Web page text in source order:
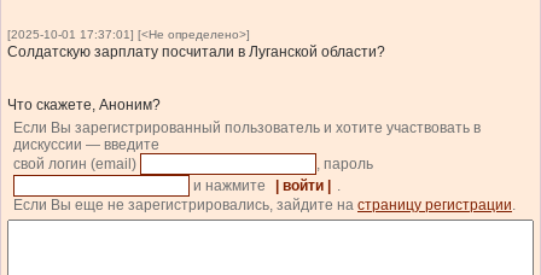
[2025-10-01 17:37:01] [<Не определено>]
Солдатскую зарплату посчитали в Луганской области?
Что скажете, Аноним?
Если Вы зарегистрированный пользователь и хотите участвовать в
дискуссии — введите
свой логин (email)
, пароль
и нажмите
| войти |
.
Если Вы еще не зарегистрировались, зайдите на страницу регистрации.